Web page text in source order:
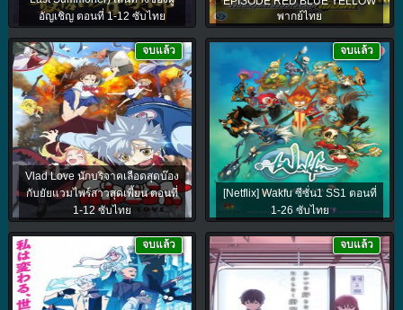
อัญเชิญ ตอนที่ 1-12 ซับไทย
พากย์ไทย
Vlad Love นักบริจาคเลือดสุดบ๊อง
กับยัยแวมไพร์สาวสุดเพี้ยน ตอนที่
1-12 ซับไทย
จบแล้ว
[Netflix] Wakfu ซีซั่น1 SS1 ตอนที่
1-26 ซับไทย
จบแล้ว
จบแล้ว จบแล้ว